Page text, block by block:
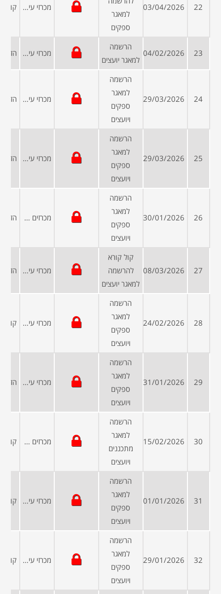
22
03/04/2026
למאגר
ספקים
מכרזי עיריות ומועצות
23
04/02/2026
הרשמה
למאגר יועצים
מכרזי עיריות ומועצות
24
29/03/2026
הרשמה
למאגר
ספקים
ויועצים
מכרזי עיריות ומועצות
25
29/03/2026
הרשמה
למאגר
ספקים
ויועצים
מכרזי עיריות ומועצות
26
30/01/2026
הרשמה
למאגר
ספקים
ויועצים
מכרזים פומביים
27
08/03/2026
קול קורא
להרשמה
למאגר יועצים
מכרזי עיריות ומועצות
28
24/02/2026
הרשמה
למאגר
ספקים
ויועצים
מכרזי עיריות ומועצות
29
31/01/2026
הרשמה
למאגר
ספקים
ויועצים
מכרזי עיריות ומועצות
30
15/02/2026
הרשמה
למאגר
מתכננים
ויועצים
מכרזים פומביים
31
01/01/2026
הרשמה
למאגר
ספקים
ויועצים
מכרזי עיריות ומועצות
32
29/01/2026
הרשמה
למאגר
ספקים
ויועצים
מכרזי עיריות ומועצות